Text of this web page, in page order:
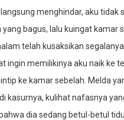
menghindar, aku tidak
bagus, lalu kuingat kamar
telah kusaksikan
ingin memilikinya aku naik ke
ke kamar sebelah. Melda
kasurnya, kulihat nafasnya
dia sedang betul-betul